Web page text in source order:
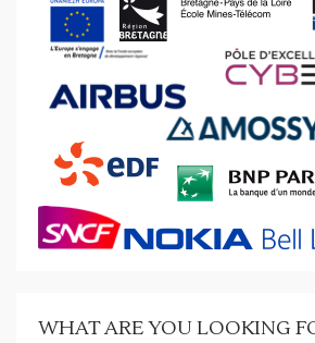
WHAT ARE YOU LOOKING